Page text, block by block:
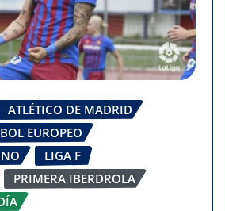
ATLÉTICO DE MADRID
EUROPEO
LIGA F
PRIMERA IBERDROLA